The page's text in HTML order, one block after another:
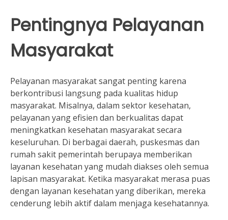
Pentingnya Pelayanan
Masyarakat
Pelayanan masyarakat sangat penting karena
berkontribusi langsung pada kualitas hidup
masyarakat. Misalnya, dalam sektor kesehatan,
pelayanan yang efisien dan berkualitas dapat
meningkatkan kesehatan masyarakat secara
keseluruhan. Di berbagai daerah, puskesmas dan
rumah sakit pemerintah berupaya memberikan
layanan kesehatan yang mudah diakses oleh semua
lapisan masyarakat. Ketika masyarakat merasa puas
dengan layanan kesehatan yang diberikan, mereka
cenderung lebih aktif dalam menjaga kesehatannya.